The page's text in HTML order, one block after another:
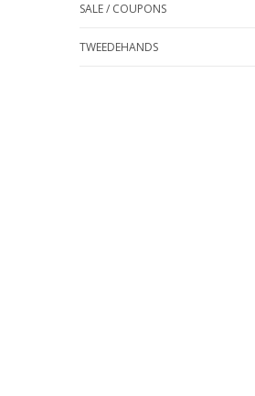
SALE / COUPONS
TWEEDEHANDS